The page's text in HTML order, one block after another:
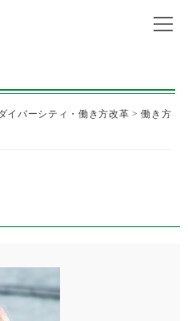
イバーシティ・働き方改革 >働き方